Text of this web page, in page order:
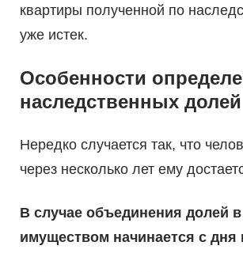
квартиры полученной по
уже истек.
Особенности
наследственных долей
Нередко случается так, что
через несколько лет ему
В случае объединения долей
имуществом начинается с